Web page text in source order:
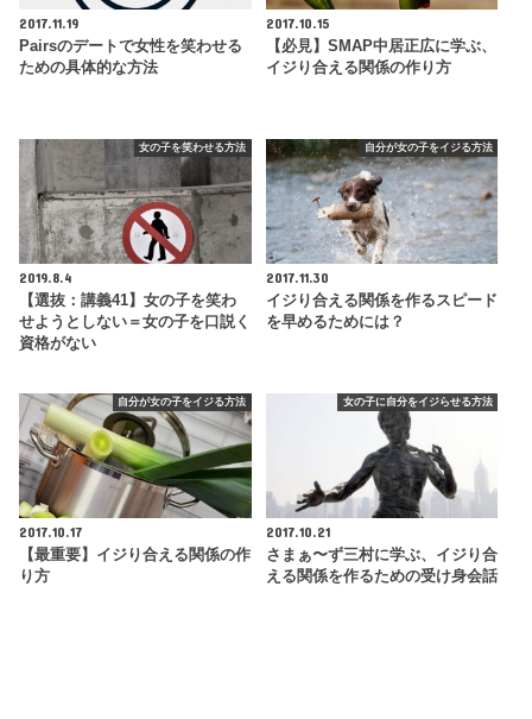
2017.11.19
Pairsのデートで女性を笑わせる
ための具体的な方法
2017.10.15
【必見】SMAP中居正広に学ぶ、
イジり合える関係の作り方
女の子を笑わせる方法
2019.8.4
【選抜：講義41】女の子を笑わ
せようとしない＝女の子を口説く
資格がない
自分が女の子をイジる方法
2017.11.30
イジり合える関係を作るスピード
を早めるためには？
自分が女の子をイジる方法
2017.10.17
【最重要】イジり合える関係の作
り方
女の子に自分をイジらせる方法
2017.10.21
さまぁ〜ず三村に学ぶ、イジり合
える関係を作るための受け身会話